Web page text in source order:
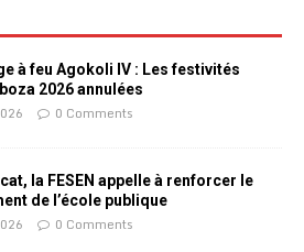
à feu Agokoli IV : Les festivités
2026 annulées
0 Comments
la FESEN appelle à renforcer le
de l’école publique
0 Comments